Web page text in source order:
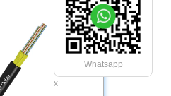
Whatsapp
x